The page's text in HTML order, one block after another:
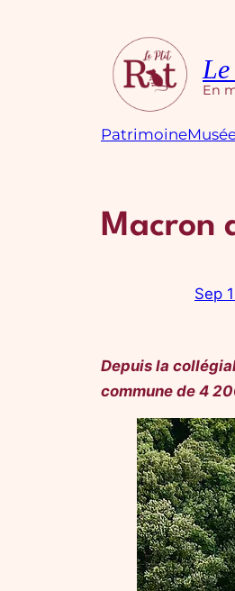
En
Patrimoine
Macron
Sep
Depuis la
commune de 4